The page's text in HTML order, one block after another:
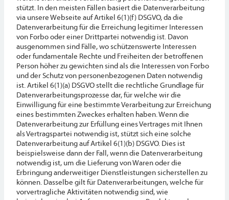
stützt. In den meisten Fällen basiert die Datenverarbeitung
via unsere Webseite auf Artikel 6(1)(f) DSGVO, da die
Datenverarbeitung für die Erreichung legitimer Interessen
von Forbo oder einer Drittpartei notwendig ist. Davon
ausgenommen sind Fälle, wo schützenswerte Interessen
oder fundamentale Rechte und Freiheiten der betroffenen
Person höher zu gewichten sind als die Interessen von Forbo
und der Schutz von personenbezogenen Daten notwendig
ist. Artikel 6(1)(a) DSGVO stellt die rechtliche Grundlage für
Datenverarbeitungsprozesse dar, für welche wir die
Einwilligung für eine bestimmte Verarbeitung zur Erreichung
eines bestimmten Zweckes erhalten haben. Wenn die
Datenverarbeitung zur Erfüllung eines Vertrages mit Ihnen
als Vertragspartei notwendig ist, stützt sich eine solche
Datenverarbeitung auf Artikel 6(1)(b) DSGVO. Dies ist
beispielsweise dann der Fall, wenn die Datenverarbeitung
notwendig ist, um die Lieferung von Waren oder die
Erbringung anderweitiger Dienstleistungen sicherstellen zu
können. Dasselbe gilt für Datenverarbeitungen, welche für
vorvertragliche Aktivitäten notwendig sind, wie